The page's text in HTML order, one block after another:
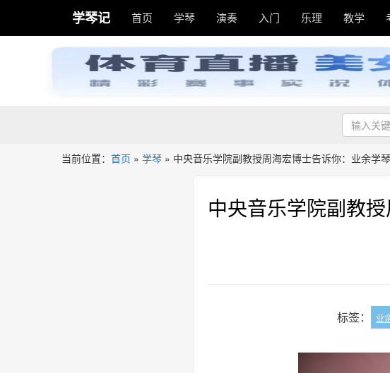
学琴记 首页 学琴 演奏 入门 乐理 教学
当前位置： 首页 » 学琴 » 中央音乐学院副教授周海宏博士告诉你：业余学
中央音乐学院副教
标签： 业